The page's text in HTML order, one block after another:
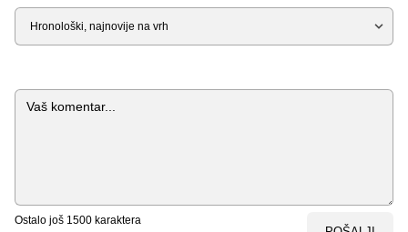
Sortiraj
Komentar
Ostalo još 1500 karaktera